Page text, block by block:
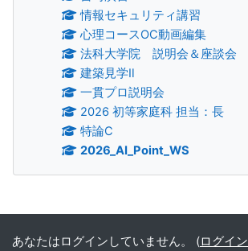
情報セキュリティ講習
心理コースOC動画編集
法科大学院 説明会＆座談会
建築見学Ⅱ
一貫プロ説明会
2026 初等家庭科 担当：長
特論C
2026_AI_Point_WS
補助ブロック
あなたはログインしていません。 (ログイン